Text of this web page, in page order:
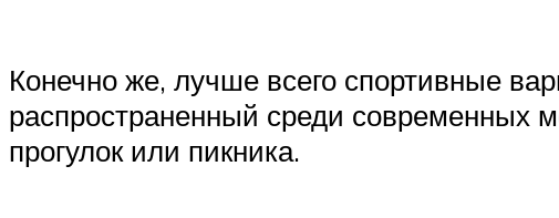
Конечно же, лучше всего спортивные
распространенный среди современных
прогулок или пикника.